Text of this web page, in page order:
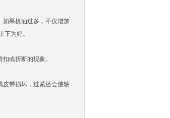
果机油过多，不仅增加
为好。
或折断的现象。
带损坏，过紧还会使轴